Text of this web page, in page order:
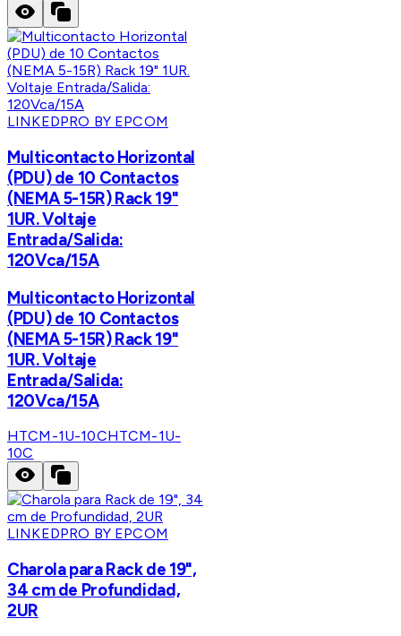
LINKEDPRO BY EPCOM
Multicontacto Horizontal
(PDU) de 10 Contactos
(NEMA 5-15R) Rack 19"
1UR. Voltaje
Entrada/Salida:
120Vca/15A
Multicontacto Horizontal
(PDU) de 10 Contactos
(NEMA 5-15R) Rack 19"
1UR. Voltaje
Entrada/Salida:
120Vca/15A
HTCM-1U-10CHTCM-1U-
10C
LINKEDPRO BY EPCOM
Charola para Rack de 19",
34 cm de Profundidad,
2UR